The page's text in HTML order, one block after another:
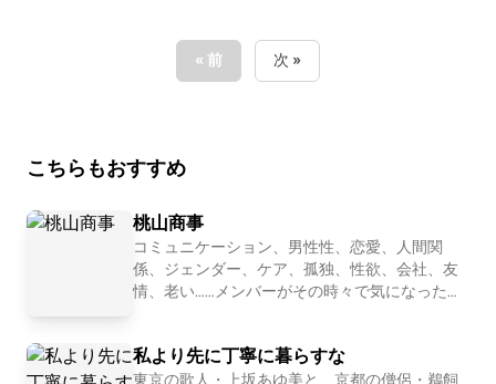
送信ができます。 https://stand.fm/channels/65e943
8c3e0b28cf8119433f« 前 次 »
こちらもおすすめ
桃山商事
コミュニケーション、男性性、恋愛、人間関
係、ジェンダー、ケア、孤独、性欲、会社、友
情、老い……メンバーがその時々で気になったテ
軍ラジオ」(ApplePodcast)、2017〜2024年「恋
愛よももやまばなし」(ニコ生→Podcast)を配信
私より先に丁寧に暮らすな
東京の歌人・上坂あゆ美と、京都の僧侶・鵜飼